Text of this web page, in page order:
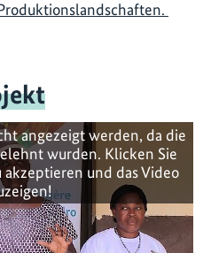
angezeigt werden, da die
wurden. Klicken Sie
und das Video